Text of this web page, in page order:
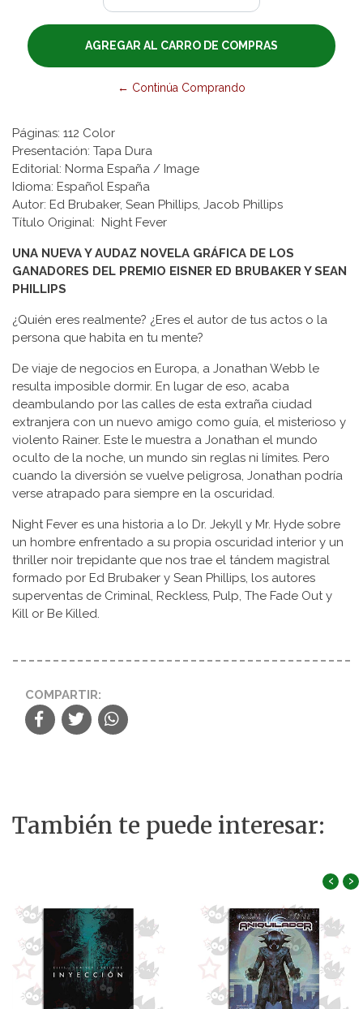
← Continúa Comprando
Páginas: 112 Color
Presentación: Tapa Dura
Editorial: Norma España / Image
Idioma: Español España
Autor: Ed Brubaker, Sean Phillips, Jacob Phillips
Título Original: ‎ Night Fever
UNA NUEVA Y AUDAZ NOVELA GRÁFICA DE LOS
GANADORES DEL PREMIO EISNER ED BRUBAKER Y SEAN
PHILLIPS
¿Quién eres realmente? ¿Eres el autor de tus actos o la
persona que habita en tu mente?
De viaje de negocios en Europa, a Jonathan Webb le
resulta imposible dormir. En lugar de eso, acaba
deambulando por las calles de esta extraña ciudad
extranjera con un nuevo amigo como guía, el misterioso y
violento Rainer. Este le muestra a Jonathan el mundo
oculto de la noche, un mundo sin reglas ni límites. Pero
cuando la diversión se vuelve peligrosa, Jonathan podría
verse atrapado para siempre en la oscuridad.
Night Fever es una historia a lo Dr. Jekyll y Mr. Hyde sobre
un hombre enfrentado a su propia oscuridad interior y un
thriller noir trepidante que nos trae el tándem magistral
formado por Ed Brubaker y Sean Phillips, los autores
superventas de Criminal, Reckless, Pulp, The Fade Out y
Kill or Be Killed.
COMPARTIR:
También te puede interesar:
‹ ›